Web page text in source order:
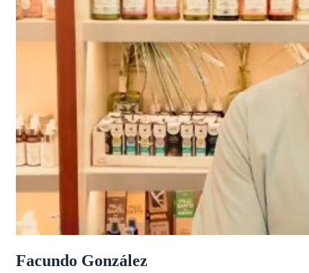
Facundo González